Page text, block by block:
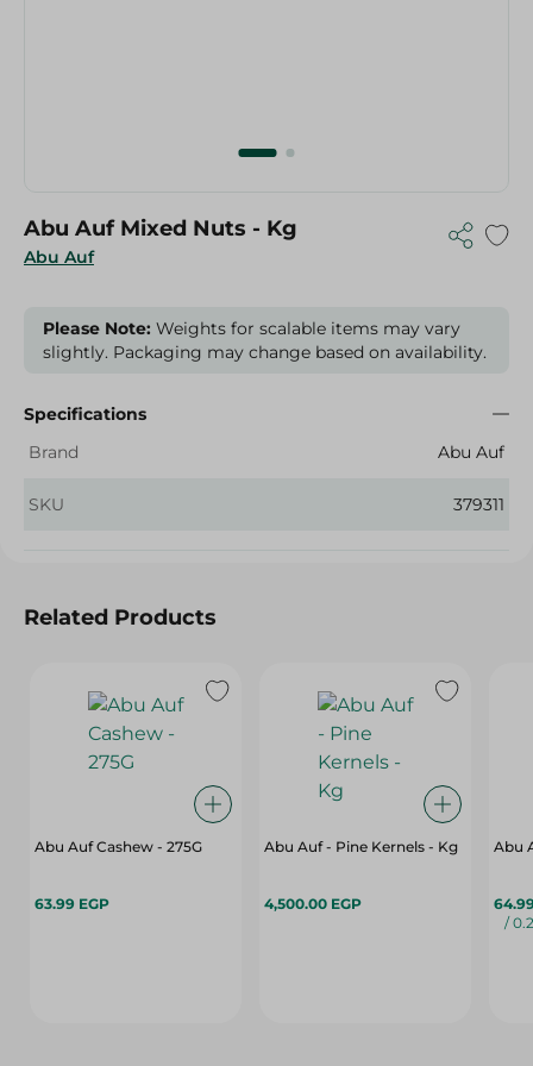
Abu Auf
Abu Auf Mixed Nuts - Kg
Please Note: Weights for scalable items may vary
slightly. Packaging may change based on availability.
Specifications
Brand
Abu Auf
SKU 379311
Related Products
Abu Auf Cashew - 275G
63.99 EGP
Abu Auf - Pine Kernels - Kg
4,500.00 EGP
Abu
/